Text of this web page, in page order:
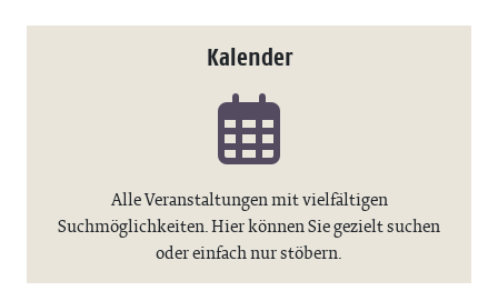
Kalender
Alle Veranstaltungen mit vielfältigen
Suchmöglichkeiten. Hier können Sie gezielt suchen
oder einfach nur stöbern.